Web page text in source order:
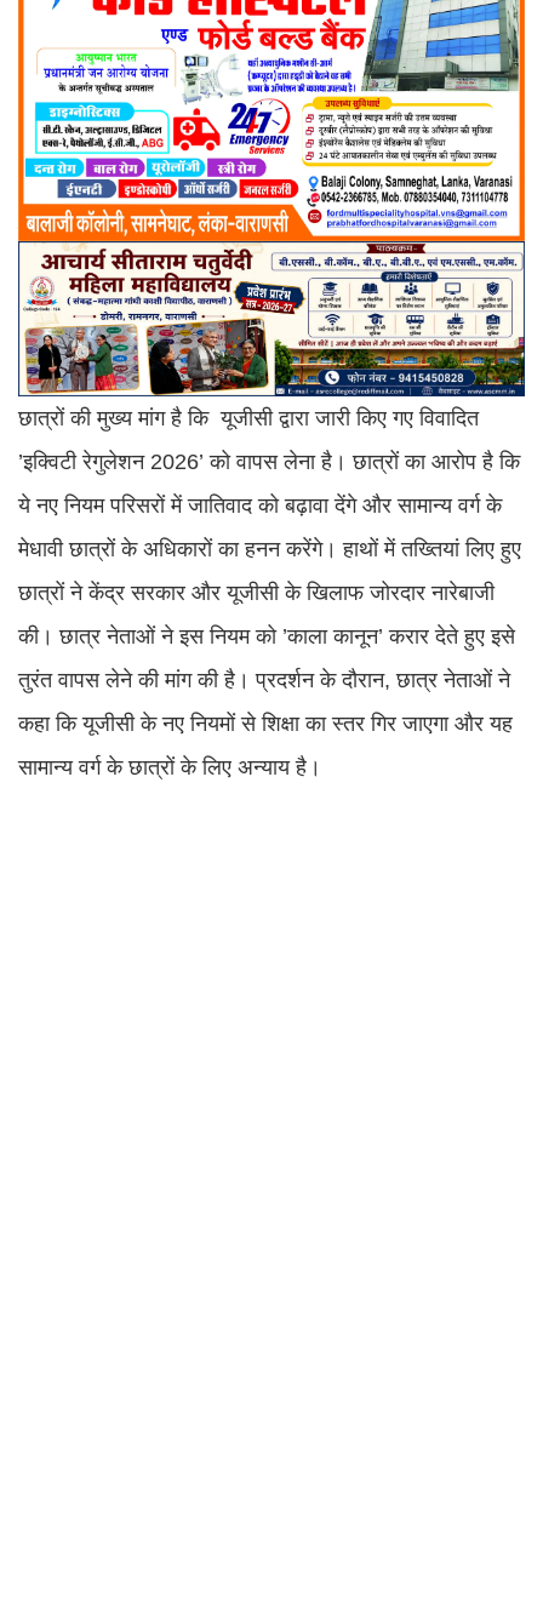
छात्रों की मुख्य मांग है कि यूजीसी द्वारा जारी किए गए विवादित
’इक्विटी रेगुलेशन 2026’ को वापस लेना है। छात्रों का आरोप है कि
ये नए नियम परिसरों में जातिवाद को बढ़ावा देंगे और सामान्य वर्ग के
मेधावी छात्रों के अधिकारों का हनन करेंगे। हाथों में तख्तियां लिए हुए
छात्रों ने केंद्र सरकार और यूजीसी के खिलाफ जोरदार नारेबाजी
की। छात्र नेताओं ने इस नियम को ’काला कानून’ करार देते हुए इसे
तुरंत वापस लेने की मांग की है। प्रदर्शन के दौरान, छात्र नेताओं ने
कहा कि यूजीसी के नए नियमों से शिक्षा का स्तर गिर जाएगा और यह
सामान्य वर्ग के छात्रों के लिए अन्याय है।